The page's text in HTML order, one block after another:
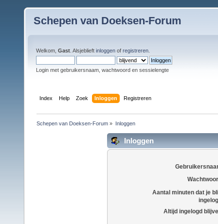
Schepen van Doeksen-Forum
Welkom, Gast . Alsjeblieft inloggen of registreren
Login met gebruikersnaam, wachtwoord en sessielengte
Index Help Zoek Inloggen Registreren
Schepen van Doeksen-Forum » Inloggen
Inloggen
Aantal minuten dat je
Altijd ingelogd